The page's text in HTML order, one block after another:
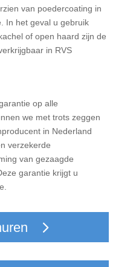
van poedercoating in
In het geval u gebruik
of open haard zijn de
in RVS
op alle
we met trots zeggen
in Nederland
verzekerde
van gezaagde
garantie krijgt u